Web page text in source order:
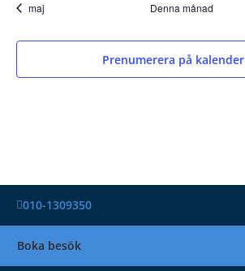
maj Denna månad
Prenumerera på kalender
010-1309350
Boka besök